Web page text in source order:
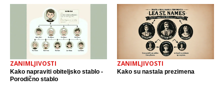
ZANIMLJIVOSTI
Kako napraviti obiteljsko stablo -
Porodično stablo
ZANIMLJIVOSTI
Kako su nastala prezimena